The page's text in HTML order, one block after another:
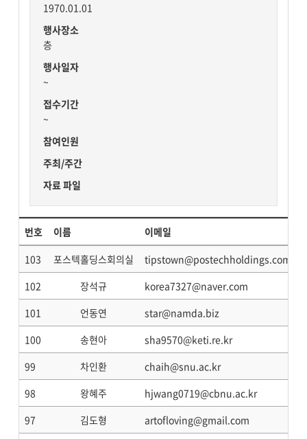
1970.01.01
행사장소
층
행사일자
~
접수기간
~
참여인원
주최/주간
자료 파일
번호 이름 이메일
103
포스텍홀딩스회의실 tipstown@postechholdings.com
102
장석규 korea7327@naver.com
101
언동연 star@namda.biz
100
송현아 sha9570@keti.re.kr
99
차인환 chaih@snu.ac.kr
98
왕혜주 hjwang0719@cbnu.ac.kr
97
김도형 artofloving@gmail.com